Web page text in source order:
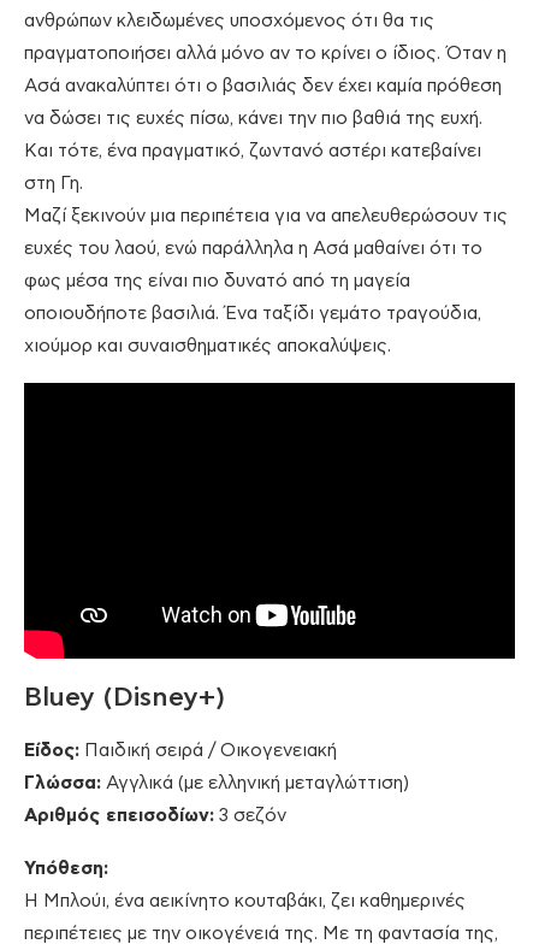
ανθρώπων κλειδωμένες υποσχόμενος ότι θα τις
πραγματοποιήσει αλλά μόνο αν το κρίνει ο ίδιος. Όταν η
Ασά ανακαλύπτει ότι ο βασιλιάς δεν έχει καμία πρόθεση
να δώσει τις ευχές πίσω, κάνει την πιο βαθιά της ευχή.
Και τότε, ένα πραγματικό, ζωντανό αστέρι κατεβαίνει
στη Γη.
Μαζί ξεκινούν μια περιπέτεια για να απελευθερώσουν τις
ευχές του λαού, ενώ παράλληλα η Ασά μαθαίνει ότι το
φως μέσα της είναι πιο δυνατό από τη μαγεία
οποιουδήποτε βασιλιά. Ένα ταξίδι γεμάτο τραγούδια,
χιούμορ και συναισθηματικές αποκαλύψεις.
Bluey (Disney+)
Είδος: Παιδική σειρά / Οικογενειακή
Γλώσσα: Αγγλικά (με ελληνική μεταγλώττιση)
Αριθμός επεισοδίων: 3 σεζόν
Υπόθεση:
Η Μπλούι, ένα αεικίνητο κουταβάκι, ζει καθημερινές
περιπέτειες με την οικογένειά της. Με τη φαντασία της,